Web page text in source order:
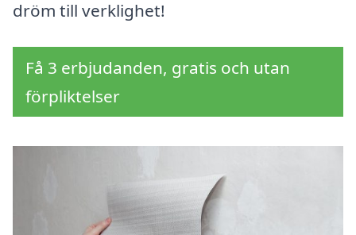
dröm till verklighet!
Få 3 erbjudanden, gratis och utan
förpliktelser